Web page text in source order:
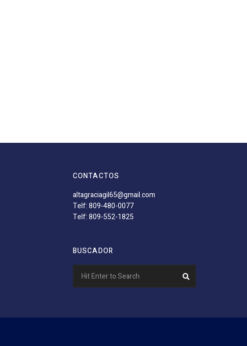
CONTACTOS
altagraciagil65@gmail.com
Telf: 809-480-0077
Telf: 809-552-1825
BUSCADOR
for: